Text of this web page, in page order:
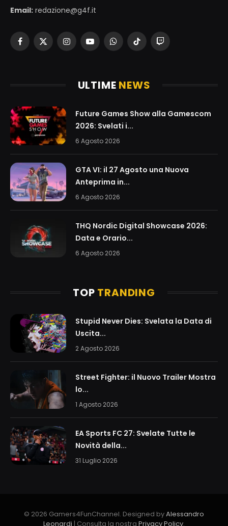
Email: redazione@g4f.it
Facebook
X
InstagramYouTubeWhatsAppTikTokTwitch
ULTIME NEWS
Future Games Show alla Gamescom
2026: Svelati i...
6 Agosto 2026
GTA VI: il 27 Agosto una Nuova
Anteprima in...
6 Agosto 2026
THQ Nordic Digital Showcase 2026:
Data e Orario...
6 Agosto 2026
TOP TRANDING
Stupid Never Dies: Svelata la Data di
Uscita...
2 Agosto 2026
Street Fighter: il Nuovo Trailer Mostra
lo...
1 Agosto 2026
EA Sports FC 27: Svelate Tutte le
Novità della...
31 Luglio 2026
© 2026 Gamers4FunChannel. Designed byAlessandro
Leonardi | Consulta la nostra Privacy Policy.